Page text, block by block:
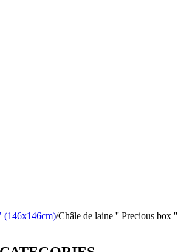
(146x146cm)/Châle de laine '' Precious box ''